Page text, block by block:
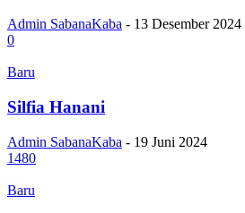
Admin SabanaKaba - 13 Desember 2024
0
Baru
Silfia Hanani
Admin SabanaKaba - 19 Juni 2024
1480
Baru